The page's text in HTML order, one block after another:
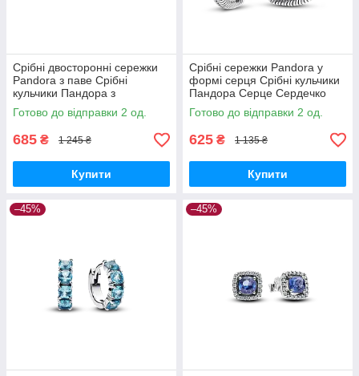
Срібні двосторонні сережки
Pandora з паве Срібні
кульчики Пандора з
камінцями Коло Круглі
299486C01
Готово до відправки 2 од.
685 ₴ 1 245 ₴
Купити
Срібні сережки Pandora у
формі серця Срібні кульчики
Пандора Серце Сердечко
Серця Сердечка Два серця
292236C00
Готово до відправки 2 од.
625 ₴ 1 135 ₴
Купити
–45% –45%